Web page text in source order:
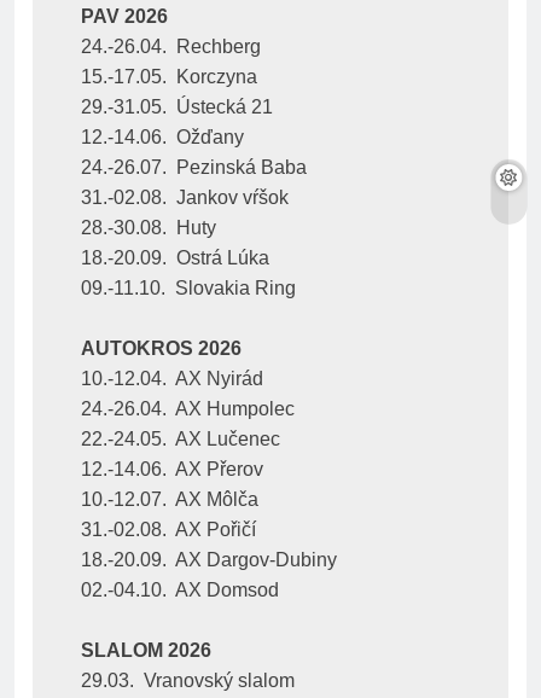
PAV 2026
24.-26.04.  Rechberg
15.-17.05.  Korczyna
29.-31.05.  Ústecká 21
12.-14.06.  Ožďany
24.-26.07.  Pezinská Baba
31.-02.08.  Jankov vŕšok
28.-30.08.  Huty
18.-20.09.  Ostrá Lúka
09.-11.10.  Slovakia Ring
AUTOKROS 2026
10.-12.04.  AX Nyirád
24.-26.04.  AX Humpolec
22.-24.05.  AX Lučenec
12.-14.06.  AX Přerov
10.-12.07.  AX Môlča
31.-02.08.  AX Pořičí
18.-20.09.  AX Dargov-Dubiny
02.-04.10.  AX Domsod
SLALOM 2026
29.03.  Vranovský slalom